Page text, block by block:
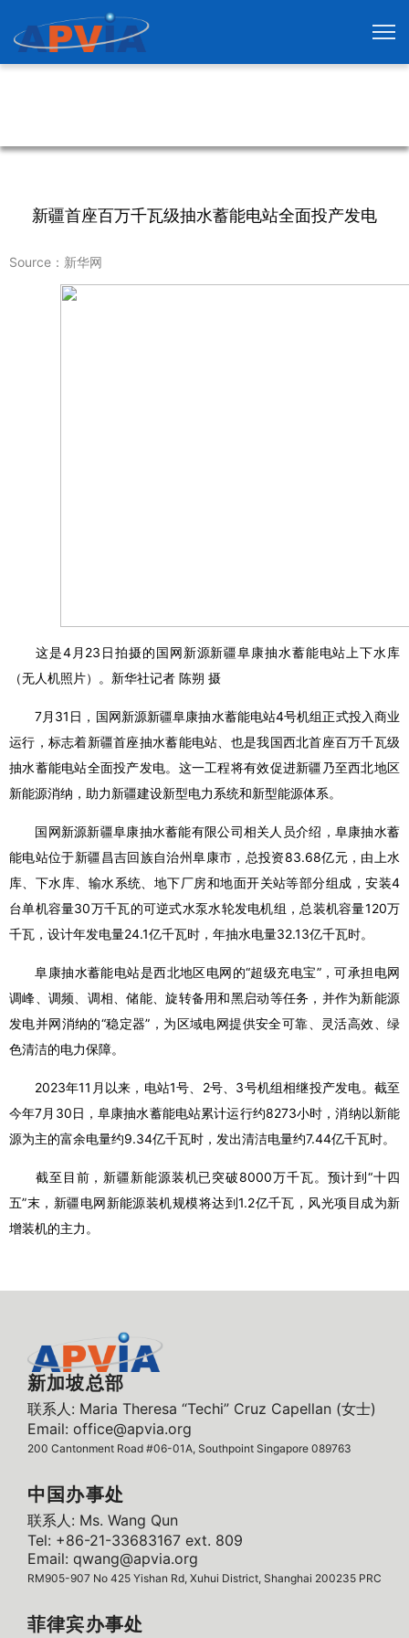
新疆首座百万千瓦级抽水蓄能电站全面投产发电
Source：新华网
这是4月23日拍摄的国网新源新疆阜康抽水蓄能电站上下水库
（无人机照片）。新华社记者 陈朔 摄
7月31日，国网新源新疆阜康抽水蓄能电站4号机组正式投入商业
运行，标志着新疆首座抽水蓄能电站、也是我国西北首座百万千瓦级
抽水蓄能电站全面投产发电。这一工程将有效促进新疆乃至西北地区
新能源消纳，助力新疆建设新型电力系统和新型能源体系。
国网新源新疆阜康抽水蓄能有限公司相关人员介绍，阜康抽水蓄
能电站位于新疆昌吉回族自治州阜康市，总投资83.68亿元，由上水
库、下水库、输水系统、地下厂房和地面开关站等部分组成，安装4
台单机容量30万千瓦的可逆式水泵水轮发电机组，总装机容量120万
千瓦，设计年发电量24.1亿千瓦时，年抽水电量32.13亿千瓦时。
阜康抽水蓄能电站是西北地区电网的“超级充电宝”，可承担电网
调峰、调频、调相、储能、旋转备用和黑启动等任务，并作为新能源
发电并网消纳的“稳定器”，为区域电网提供安全可靠、灵活高效、绿
色清洁的电力保障。
2023年11月以来，电站1号、2号、3号机组相继投产发电。截至
今年7月30日，阜康抽水蓄能电站累计运行约8273小时，消纳以新能
源为主的富余电量约9.34亿千瓦时，发出清洁电量约7.44亿千瓦时。
截至目前，新疆新能源装机已突破8000万千瓦。预计到“十四
五”末，新疆电网新能源装机规模将达到1.2亿千瓦，风光项目成为新
增装机的主力。
新加坡总部
联系人: Maria Theresa “Techi” Cruz Capellan (女士)
Email: office@apvia.org
200 Cantonment Road #06-01A, Southpoint Singapore 089763
中国办事处
联系人: Ms. Wang Qun
Tel: +86-21-33683167 ext. 809
Email: qwang@apvia.org
RM905-907 No 425 Yishan Rd, Xuhui District, Shanghai 200235 PRC
菲律宾办事处